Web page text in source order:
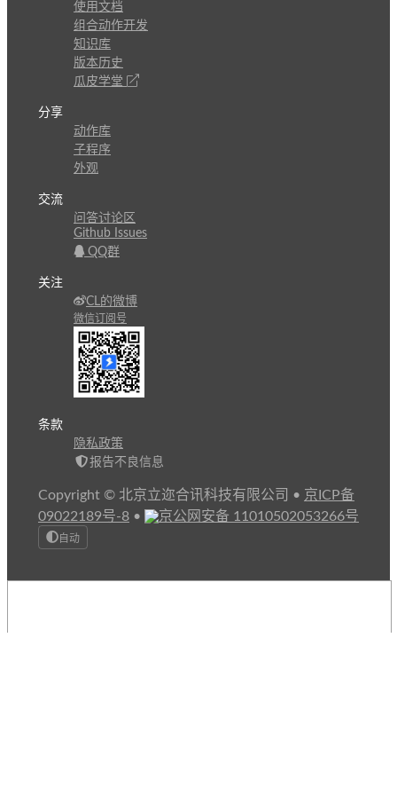
使用文档
组合动作开发
知识库
版本历史
瓜皮学堂
分享
动作库
子程序
外观
交流
问答讨论区
Github Issues
QQ群
关注
CL的微博
微信订阅号
条款
隐私政策
报告不良信息
Copyright © 北京立迩合讯科技有限公司 • 京ICP备
09022189号-8 • 京公网安备 11010502053266号
自动